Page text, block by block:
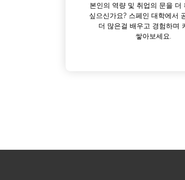
본인의 역량 및 취업의 문을 더
싶으신가요? 스페인 대학에서
더 많은걸 배우고 경험하며
쌓아보세요.